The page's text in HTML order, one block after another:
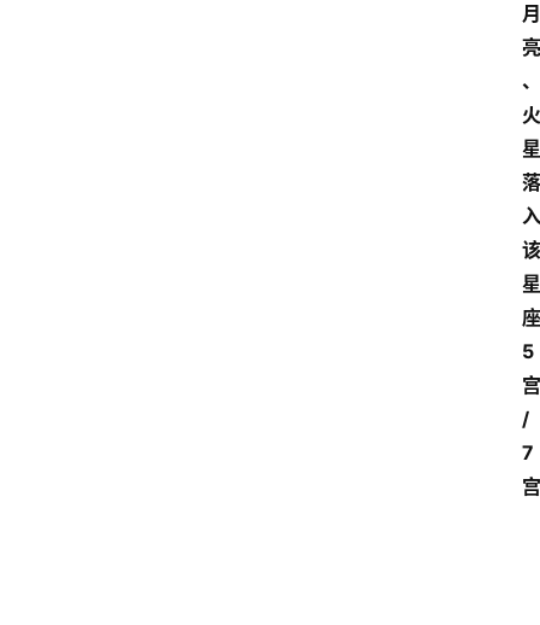
月
亮
、
火
星
落
入
该
星
座
5
宫
/
7
宫